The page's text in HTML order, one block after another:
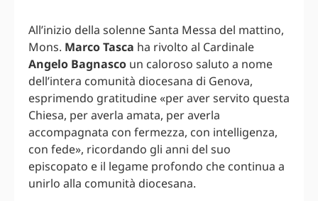
All’inizio della solenne Santa Messa del mattino,
Mons. Marco Tasca ha rivolto al Cardinale
Angelo Bagnasco un caloroso saluto a nome
dell’intera comunità diocesana di Genova,
esprimendo gratitudine «per aver servito questa
Chiesa, per averla amata, per averla
accompagnata con fermezza, con intelligenza,
con fede», ricordando gli anni del suo
episcopato e il legame profondo che continua a
unirlo alla comunità diocesana.